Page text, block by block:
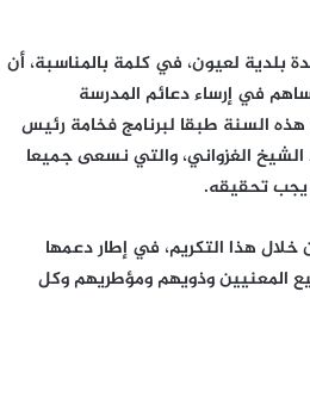
بلدية لعيون، في كلمة بالمناسبة، أن
في إرساء دعائم المدرسة
هذه السنة طبقا لبرنامج فخامة رئيس
الغزواني، والتي نسعى جميعا
يجب تحقيقه.
هذا التكريم، في إطار دعمها
المعنيين وذويهم ومؤطريهم وكل